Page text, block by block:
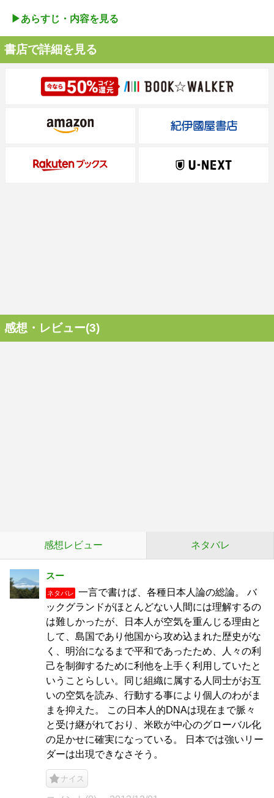
▶︎あらすじ・内容を見る
書店で詳細を見る
感想・レビュー(3)
感想レビュー ネタバレ
スー
ネタバレ
一言で書けば、各種日本人論の総論。 バ
ックグランドがほとんどない人間には理解するの
は難しかったが、日本人が空気を重んじる理由と
して、島国であり他国から攻め込まれた歴史がな
く、明治になるまで平和であったため、人々の利
己を制御するために利他を上手く利用していたと
いうことらしい。同じ組織に属する人同士がお互
いの空気を読み、行動する事により個人のわがま
まを抑えた。 この日本人的DNAは現在まで脈々
と受け継がれており、米欧が中心のグローバル化
の足かせに確実になっている。 日本では強いリー
ダーは出現できなさそう。
ナイス